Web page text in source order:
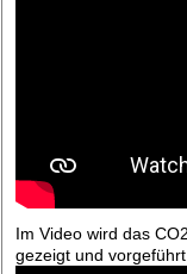
Im Video wird das
gezeigt und vorgeführt.